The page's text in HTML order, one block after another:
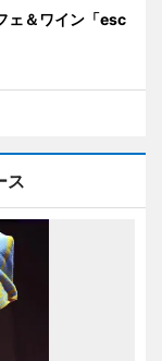
ェ＆ワイン「esc
ス